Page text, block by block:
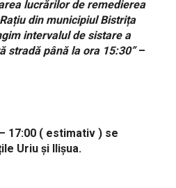
lucrărilor de remedierea
din municipiul Bistrița
intervalul de sistare a
stradă până la ora 15:30”–
17:00 ( estimativ ) se
Uriu și Ilișua.